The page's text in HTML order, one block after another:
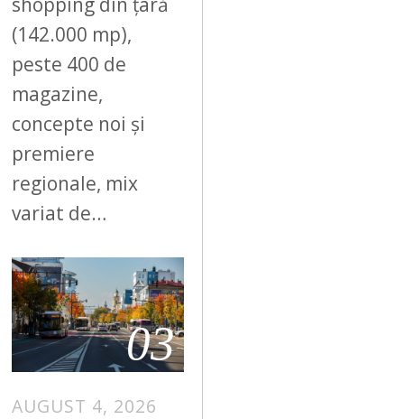
(142.000 mp),
peste 400 de
magazine,
concepte noi și
premiere
regionale, mix
variat de…
03
AUGUST 4, 2026